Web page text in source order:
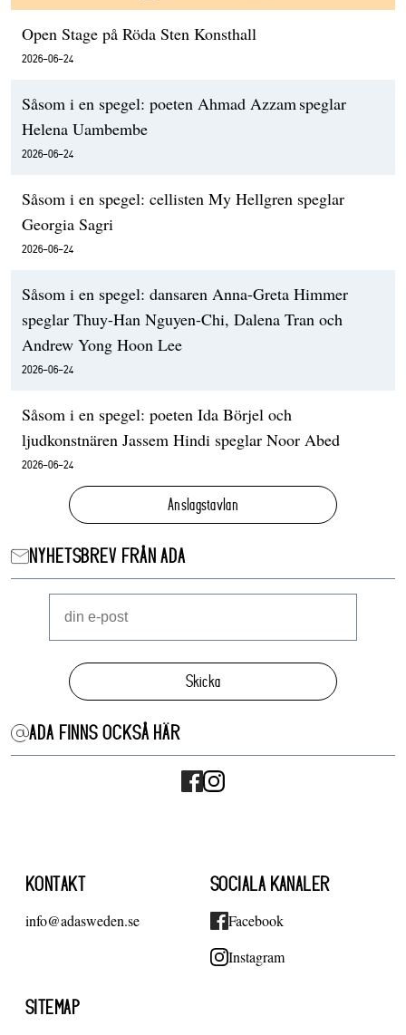
Open Stage på Röda Sten Konsthall
2026-06-24
Såsom i en spegel: poeten Ahmad Azzam speglar
Helena Uambembe
2026-06-24
Såsom i en spegel: cellisten My Hellgren speglar
Georgia Sagri
2026-06-24
Såsom i en spegel: dansaren Anna-Greta Himmer
speglar Thuy-Han Nguyen-Chi, Dalena Tran och
Andrew Yong Hoon Lee
2026-06-24
Såsom i en spegel: poeten Ida Börjel och
ljudkonstnären Jassem Hindi speglar Noor Abed
2026-06-24
Anslagstavlan
NYHETSBREV FRÅN ADA
Skicka
ADA FINNS OCKSÅ HÄR
KONTAKT
info@adasweden.se
SOCIALA KANALER
Facebook
Instagram
SITEMAP